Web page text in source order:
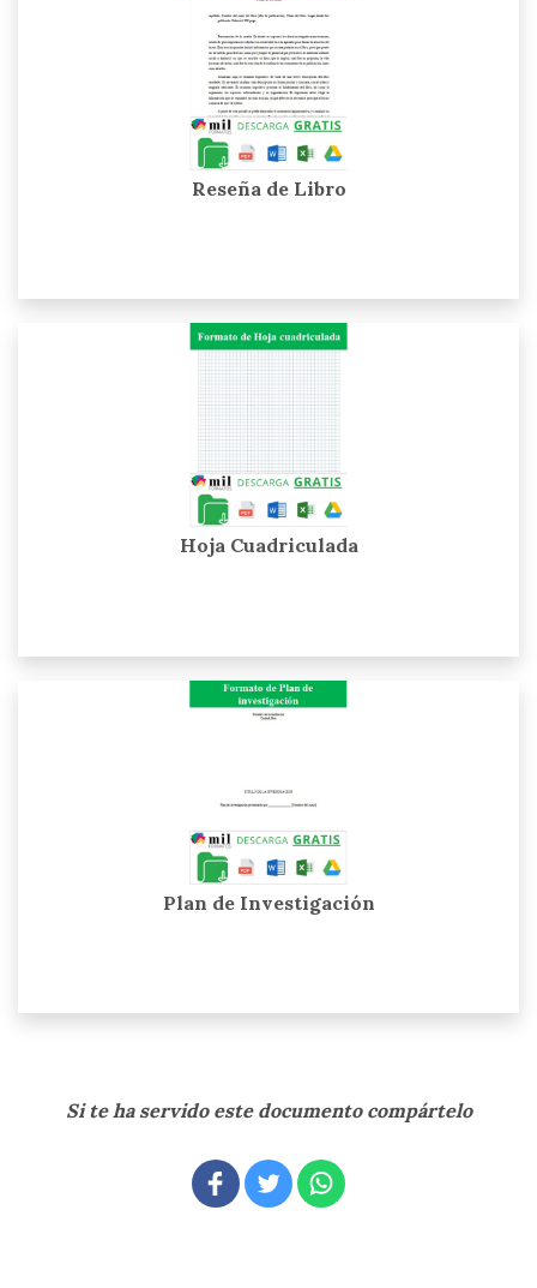
Reseña de Libro
Hoja Cuadriculada
Plan de Investigación
Si te ha servido este documento compártelo